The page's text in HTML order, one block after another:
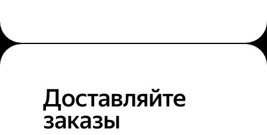
Доставляйте
заказы